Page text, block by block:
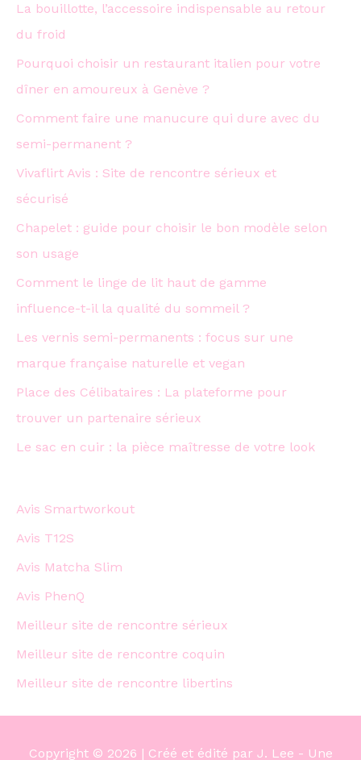
La bouillotte, l’accessoire indispensable au retour
du froid
Pourquoi choisir un restaurant italien pour votre
dîner en amoureux à Genève ?
Comment faire une manucure qui dure avec du
semi-permanent ?
Vivaflirt Avis : Site de rencontre sérieux et
sécurisé
Chapelet : guide pour choisir le bon modèle selon
son usage
Comment le linge de lit haut de gamme
influence-t-il la qualité du sommeil ?
Les vernis semi-permanents : focus sur une
marque française naturelle et vegan
Place des Célibataires : La plateforme pour
trouver un partenaire sérieux
Le sac en cuir : la pièce maîtresse de votre look
Avis Smartworkout
Avis T12S
Avis Matcha Slim
Avis PhenQ
Meilleur site de rencontre sérieux
Meilleur site de rencontre coquin
Meilleur site de rencontre libertins
Copyright © 2026 | Créé et édité par J. Lee - Une